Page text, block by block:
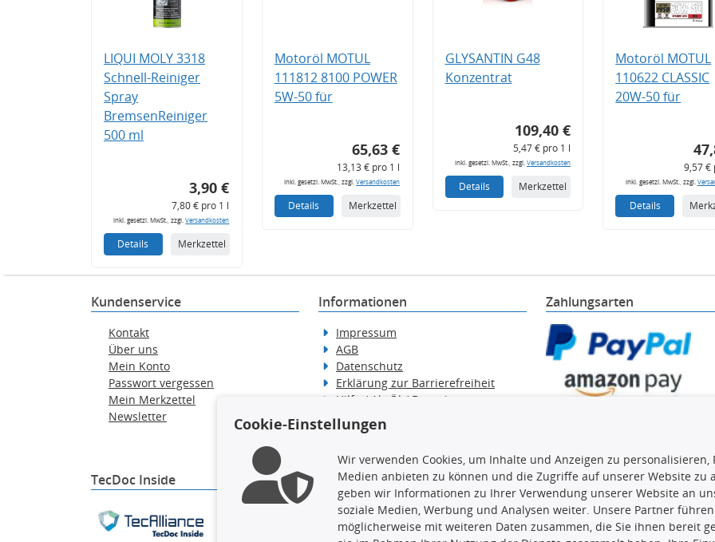
LIQUI MOLY 3318
Schnell-Reiniger
Spray
BremsenReiniger
500 ml
3,90 €
7,80 € pro 1 l
inkl. gesetzl. MwSt., zzgl.Versandkosten
Details Merkzettel
Motoröl MOTUL
111812 8100 POWER
5W-50 für
65,63 €
13,13 € pro 1 l
inkl. gesetzl. MwSt., zzgl.Versandkosten
Details Merkzettel
GLYSANTIN G48
Konzentrat
109,40 €
5,47 € pro 1 l
inkl. gesetzl. MwSt., zzgl. Versandkosten
Details Merkzettel
Motoröl MOTUL
110622 CLASSIC
20W-50 für
9,57 €
inkl. gesetzl. MwSt., zzgl.
Details
Kundenservice
Kontakt
Über uns
Mein Konto
Passwort vergessen
Mein Merkzettel
Newsletter
Informationen
Impressum
AGB
Datenschutz
Erklärung zur Barrierefreiheit
Hilfe / Alt-Öl / Batterien
Widerrufsbelehrung
Vertrag widerrufen
Zahlungsarten
TecDoc Inside
Die hier angezeigten Daten, insbesondere die gesamte Datenbank, dürfen nicht kopiert
gesamte Datenbank ohne vorherige Zustimmung TecDocs zu vervielfältigen, zu
Cookie-Einstellungen
Wir verwenden Cookies, um Inhalte und Anzeigen zu
Medien anbieten zu können und die Zugriffe auf unserer Website zu
geben wir Informationen zu Ihrer Verwendung unserer Website an
soziale Medien, Werbung und Analysen weiter. Unsere Partner
möglicherweise mit weiteren Daten zusammen, die Sie ihnen bereit